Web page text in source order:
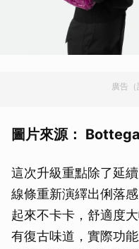
廣告（
圖片來源：
這次升級重點除了延
線條重新演繹出俐落
起來不卡卡，舒適度
有復古味道，實際功